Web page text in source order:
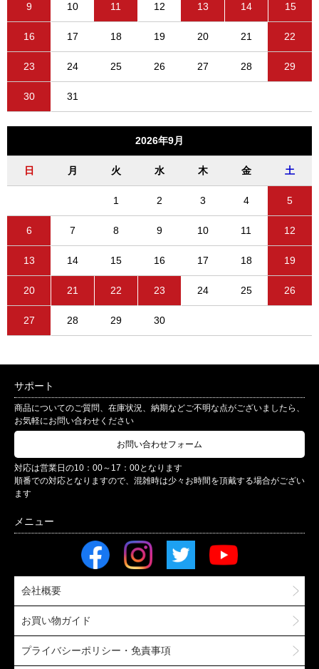
9 10 11 12 13 14 15
16 17 18 19 20 21 22
23 24 25 26 27 28 29
30 31
2026年9月
日 月 火 水 木 金 土
1 2 3 4 5
6 7 8 9 10 11 12
13 14 15 16 17 18 19
20 21 22 23 24 25 26
27 28 29 30
サポート
商品についてのご質問、在庫状況、納期などご不明な点がございましたら、
お気軽にお問い合わせください
お問い合わせフォーム
対応は営業日の10：00～17：00となります
順番での対応となりますので、混雑時は少々お時間を頂戴する場合がござい
ます
会社概要
お買い物ガイド
プライバシーポリシー・免責事項